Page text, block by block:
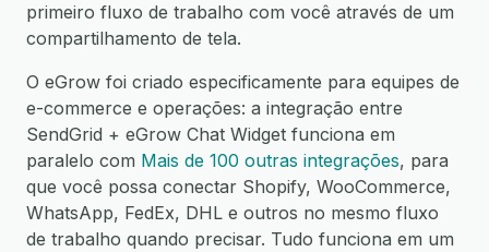
primeiro fluxo de trabalho com você através de um
compartilhamento de tela.
O eGrow foi criado especificamente para equipes de
e-commerce e operações: a integração entre
SendGrid + eGrow Chat Widget funciona em
paralelo com Mais de 100 outras integrações, para
que você possa conectar Shopify, WooCommerce,
WhatsApp, FedEx, DHL e outros no mesmo fluxo
de trabalho quando precisar. Tudo funciona em um